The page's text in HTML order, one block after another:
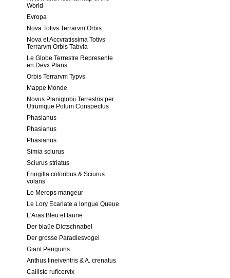
World
Evropa
Nova Totivs Terrarvm Orbis
Nova et Accvratissima Totivs
Terrarvm Orbis Tabvla
Le Globe Terrestre Represente
en Devx Plans
Orbis Terrarvm Typvs
Mappe Monde
Novus Planiglobii Terrestris per
Utrumque Polum Conspectus
Phasianus
Phasianus
Phasianus
Simia sciurus
Sciurus striatus
Fringilla coloribus & Sciurus
volans
Le Merops mangeur
Le Lory Ecarlate a longue Queue
L'Aras Bleu et Iaune
Der blaüe Dictschnabel
Der grosse Paradiesvogel
Giant Penguins
Anthus lineiventris & A. crenatus
Calliste ruficervix